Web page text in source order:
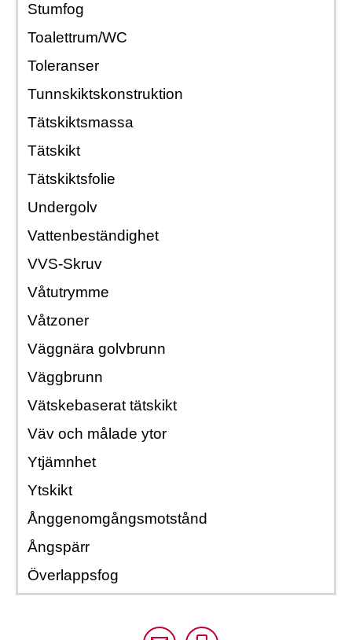
Stumfog
Toalettrum/WC
Toleranser
Tunnskiktskonstruktion
Tätskiktsmassa
Tätskikt
Tätskiktsfolie
Undergolv
Vattenbeständighet
VVS-Skruv
Våtutrymme
Våtzoner
Väggnära golvbrunn
Väggbrunn
Vätskebaserat tätskikt
Väv och målade ytor
Ytjämnhet
Ytskikt
Ånggenomgångsmotstånd
Ångspärr
Överlappsfog